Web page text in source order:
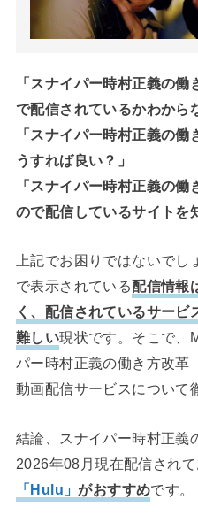
「スナイパー時村正義の
で配信されているかわから
「スナイパー時村正義の
うすれば良い？」
「スナイパー時村正義の
ので配信しているサイトを
上記でお困りではないで
で表示されている配信情報
く、配信されているサービ
難しい現状です。そこで、
パー時村正義の働き方改革
動画配信サービスについて
結論、スナイパー時村正義
2026年08月現在配信され
「Hulu」がおすすめです。